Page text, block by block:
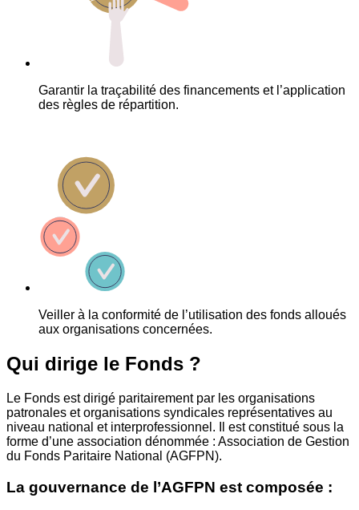
Garantir la traçabilité des financements et l’application
des règles de répartition.
Veiller à la conformité de l’utilisation des fonds alloués
aux organisations concernées.
Qui dirige le Fonds ?
Le Fonds est dirigé paritairement par les organisations
patronales et organisations syndicales représentatives au
niveau national et interprofessionnel. Il est constitué sous la
forme d’une association dénommée : Association de Gestion
du Fonds Paritaire National (AGFPN).
La gouvernance de l’AGFPN est composée :